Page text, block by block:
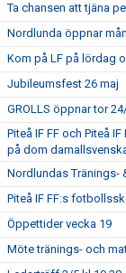
Ta chansen att tjäna
Nordlunda öppnar
Kom på LF på lördag
Jubileumsfest 26 maj
GROLLS öppnar tor
Piteå IF FF och Piteå
på dom
Nordlundas Tränings-
Piteå IF FF:s
Öppettider vecka 19
Möte tränings- och